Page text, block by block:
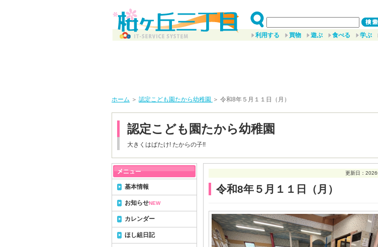
利用する 買物 遊ぶ 食べる 学ぶ
ホーム ＞ 認定こども園たから幼稚園 ＞ 令和8年５月１１日（月）
認定こども園たから幼稚園
大きくはばたけ! たからの子!!
更新日：
令和8年５月１１日（月）
基本情報
お知らせNEW
カレンダー
ほし組日記